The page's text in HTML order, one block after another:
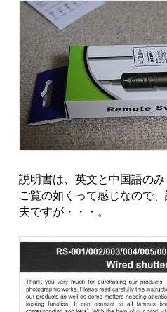
説明書は、英文と中国語のみ
ご覧の如くって感じなので
夫ですが・・・。